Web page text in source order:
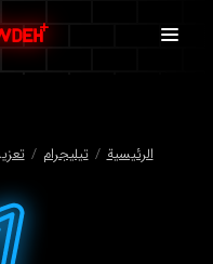
الرئيسية / تيليجرام /